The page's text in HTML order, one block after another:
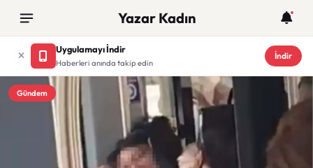
Yazar Kadın
Uygulamayı İndir
Haberleri anında takip edin
İndir
Gündem